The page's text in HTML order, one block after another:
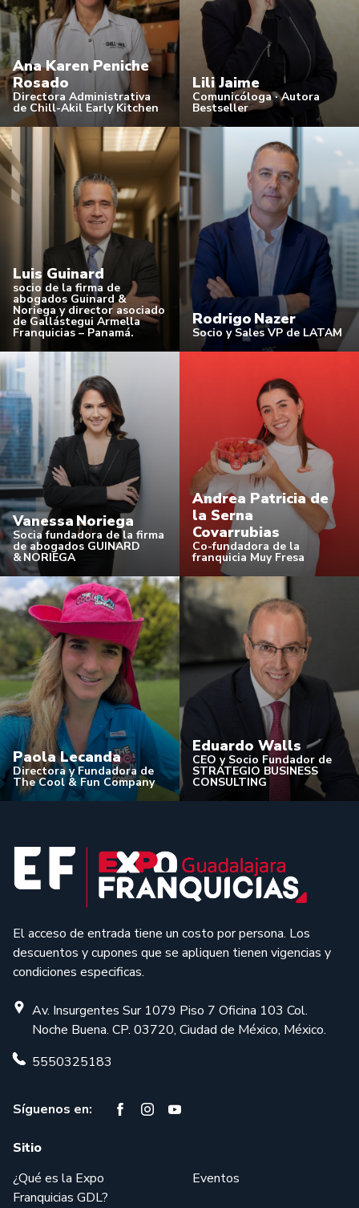
Ana Karen Peniche
Rosado
Directora Administrativa
de Chill-Akil Early Kitchen
Lili Jaime
Comunicóloga · Autora
Bestseller
Luis Guinard
socio de la firma de
abogados Guinard &
Noriega y director asociado
de Gallástegui Armella
Franquicias – Panamá.
Rodrigo Nazer
Socio y Sales VP de LATAM
Vanessa Noriega
Socia fundadora de la firma
de abogados GUINARD
& NORIEGA
Andrea Patricia de
la Serna
Covarrubias
Co-fundadora de la
franquicia Muy Fresa
Paola Lecanda
Directora y Fundadora de
The Cool & Fun Company
Eduardo Walls
CEO y Socio Fundador de
STRATEGIO BUSINESS
CONSULTING
El acceso de entrada tiene un costo por persona. Los
descuentos y cupones que se apliquen tienen vigencias y
condiciones especificas.
Av. Insurgentes Sur 1079 Piso 7 Oficina 103 Col.
Noche Buena. CP. 03720, Ciudad de México, México.
5550325183
Síguenos en:
Sitio
¿Qué es la Expo
Franquicias GDL?
Eventos